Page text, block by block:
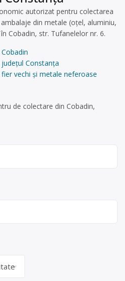
autorizat pentru colectarea
din metale (oțel, aluminiu,
Cobadin, str. Tufanelelor nr. 6.
Constanța
vechi și metale neferoase
de colectare din Cobadin,